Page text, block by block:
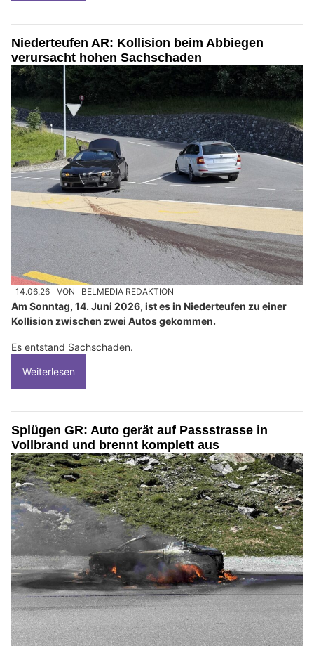
Niederteufen AR: Kollision beim Abbiegen
verursacht hohen Sachschaden
14.06.26 VON BELMEDIA REDAKTION
Am Sonntag, 14. Juni 2026, ist es in Niederteufen zu einer
Kollision zwischen zwei Autos gekommen.
Es entstand Sachschaden.
Weiterlesen
Splügen GR: Auto gerät auf Passstrasse in
Vollbrand und brennt komplett aus